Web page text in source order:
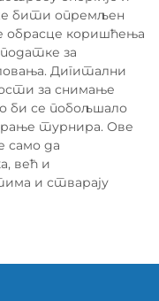
бити опремљен
обрасце коришћења
за
Дигитални
за снимање
би се побољшало
турнира. Ове
само да
већ и
и стварају